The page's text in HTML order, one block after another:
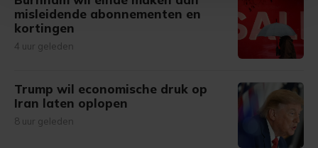
Met cookies werkt onze website beter en wordt jouw
bezoek makkelijker en persoonlijker. Op
onze cookiepagina kun je ons cookiebeleid bekijken en je
misleidende abonnementen en
kortingen
4 uur geleden
Trump wil economische druk op
Iran laten oplopen
8 uur geleden